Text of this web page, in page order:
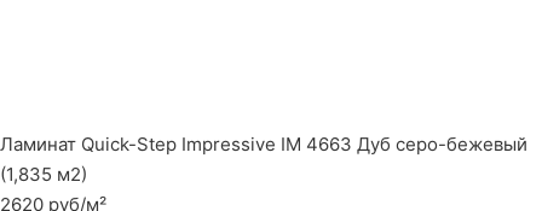
Ламинат Quick-Step Impressive IM 4663 Дуб серо-бежевый
(1,835 м2)
2620 руб/м²